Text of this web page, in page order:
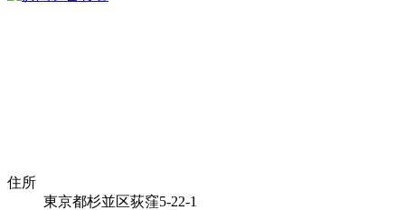
住所
東京都杉並区荻窪5-22-1